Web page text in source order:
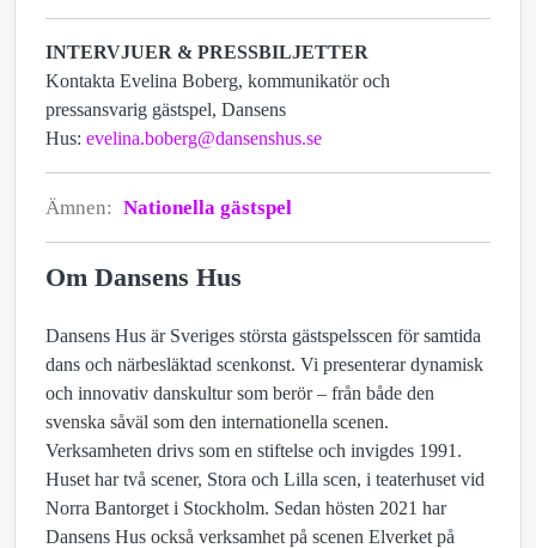
INTERVJUER & PRESSBILJETTER
Kontakta Evelina Boberg, kommunikatör och
pressansvarig gästspel, Dansens
Hus: evelina.boberg@dansenshus.se
Ämnen: Nationella gästspel
Om Dansens Hus
Dansens Hus är Sveriges största gästspelsscen för samtida
dans och närbesläktad scenkonst. Vi presenterar dynamisk
och innovativ danskultur som berör – från både den
svenska såväl som den internationella scenen.
Verksamheten drivs som en stiftelse och invigdes 1991.
Huset har två scener, Stora och Lilla scen, i teaterhuset vid
Norra Bantorget i Stockholm. Sedan hösten 2021 har
Dansens Hus också verksamhet på scenen Elverket på